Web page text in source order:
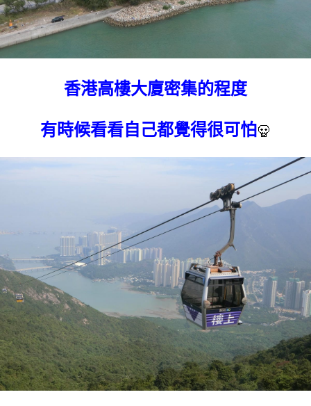
香港高樓大廈密集的程度
有時候看看自己都覺得很可怕